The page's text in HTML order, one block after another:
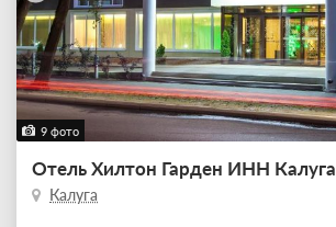
9 фото
Отель Хилтон Гарден ИНН Калуга
Калуга